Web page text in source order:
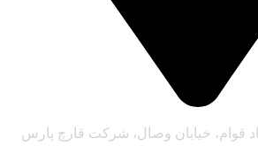
قوام، خیابان وصال، شرکت قارچ پارس